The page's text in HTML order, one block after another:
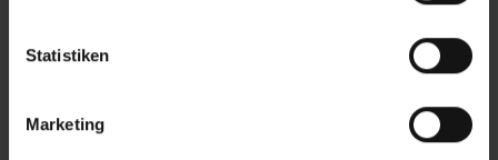
Statistiken
Marketing
Herausgekommen ist unser schnellster Tourenreifen – ein
leichtfüßiger und zugleich robuster Begleiter für Ausflüge
ins Grüne, der dich auch im Alltag voranbringt. Du hast
Schwalbe-Line und maximaler Performance mit dem